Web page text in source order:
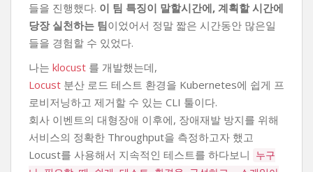
들을 진행했다. 이 팀 특징이 말할시간에, 계획할 시간에
당장 실천하는 팀이었어서 정말 짧은 시간동안 많은일
들을 경험할 수 있었다.
나는 klocust 를 개발했는데,
Locust 분산 로드 테스트 환경을 Kubernetes에 쉽게 프
로비저닝하고 제거할 수 있는 CLI 툴이다.
회사 이벤트의 대형장애 이후에, 장애재발 방지를 위해
서비스의 정확한 Throughput을 측정하고자 했고
Locust를 사용해서 지속적인 테스트를 하다보니
누구